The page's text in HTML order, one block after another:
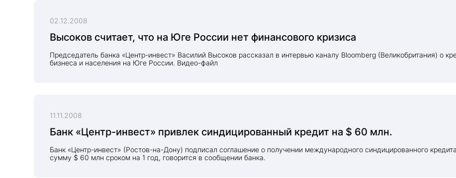
02.12.2008
Высоков считает, что на Юге России нет финансового кризиса
Председатель банка «Центр-инвест» Василий Высоков рассказал в интервью каналу Bloomberg (Великобритания) о
бизнеса и населения на Юге России. Bидео-файл
11.11.2008
Банк «Центр-инвест» привлек синдицированный кредит на $ 60 млн.
Банк «Центр-инвест» (Ростов-на-Дону) подписал соглашение о получении международного синдицированного
сумму $ 60 млн сроком на 1 год, говорится в сообщении банка.